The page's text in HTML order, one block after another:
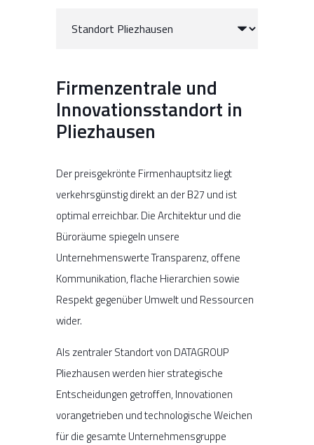
Firmenzentrale und
Innovationsstandort in
Pliezhausen
Der preisgekrönte Firmenhauptsitz liegt
verkehrsgünstig direkt an der B27 und ist
optimal erreichbar. Die Architektur und die
Büroräume spiegeln unsere
Unternehmenswerte Transparenz, offene
Kommunikation, flache Hierarchien sowie
Respekt gegenüber Umwelt und Ressourcen
wider.
Als zentraler Standort von DATAGROUP
Pliezhausen werden hier strategische
Entscheidungen getroffen, Innovationen
vorangetrieben und technologische Weichen
für die gesamte Unternehmensgruppe